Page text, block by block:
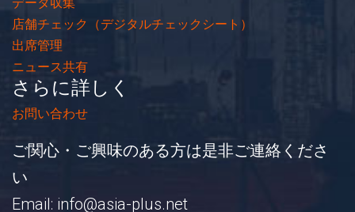
店舗チェック（デジタルチェックシート）
出席管理
ニュース共有
さらに詳しく
お問い合わせ
ご関心・ご興味のある方は是非ご連絡くださ
い
Email: info@asia-plus.net